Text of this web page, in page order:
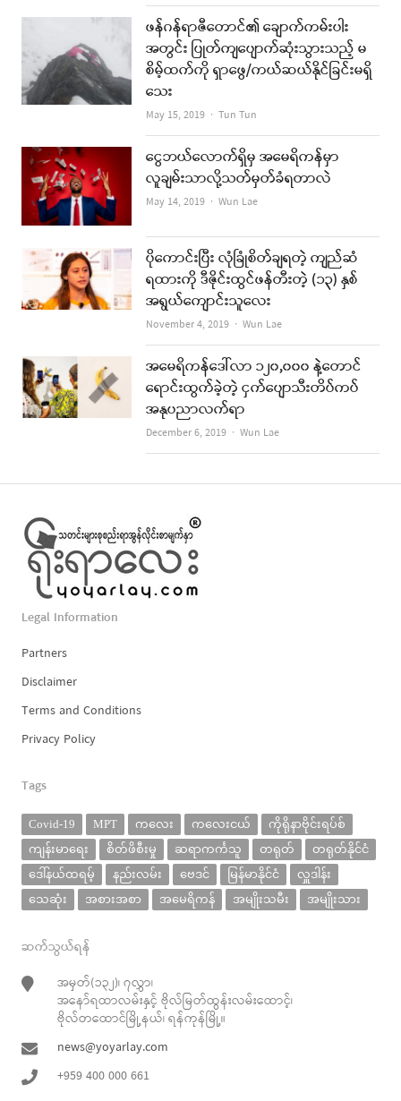
ဖန်ဂန်ရာဇီတောင်၏ ချောက်ကမ်းပါး
အတွင်း ပြုတ်ကျပျောက်ဆုံးသွားသည့် မ
စိမ့်ထက်ကို ရှာဖွေ/ကယ်ဆယ်နိုင်ခြင်းမရှိ
သေး
May 15, 2019 Author
Tun Tun
ငွေဘယ်လောက်ရှိမှ အမေရိကန်မှာ
လူချမ်းသာလို့သတ်မှတ်ခံရတာလဲ
May 14, 2019 Author
Wun Lae
ပိုကောင်းပြီး လုံခြုံစိတ်ချရတဲ့ ကျည်ဆံ
ရထားကို ဒီဇိုင်းထွင်ဖန်တီးတဲ့ (၁၃) နှစ်
အရွယ်ကျောင်းသူလေး
November 4, 2019 Author
Wun Lae
အမေရိကန်ဒေါ်လာ ၁၂၀,၀၀၀ နဲ့တောင်
ရောင်းထွက်ခဲ့တဲ့ ငှက်ပျောသီးတိပ်ကပ်
အနုပညာလက်ရာ
December 6, 2019 Author
Wun Lae
Legal Information
Partners
Disclaimer
Terms and Conditions
Privacy Policy
Tags
Covid-19 MPT ကလေး ကလေးငယ်
ကိုရိုနာဗိုင်းရပ်စ်
ကျန်းမာရေး
စိတ်ဖိစီးမှု ဆရာကင်္ကသူ တရုတ်
တရုတ်နိုင်ငံ
ဒေါ်နယ်ထရမ့်
နည်းလမ်း ဗေဒင် မြန်မာနိုင်ငံ
လှူဒါန်း
သေဆုံး
အစားအစာ အမေရိကန် အမျိုးသမီး အမျိုးသား
ဆက်သွယ်ရန်
အမှတ်(၁၃၂)၊ ၇လွှာ၊
အနော်ရထာလမ်းနှင့် ဗိုလ်မြတ်ထွန်းလမ်းထောင့်၊
ဗိုလ်တထောင်မြို့နယ်၊ ရန်ကုန်မြို့။
news@yoyarlay.com
+959 400 000 661